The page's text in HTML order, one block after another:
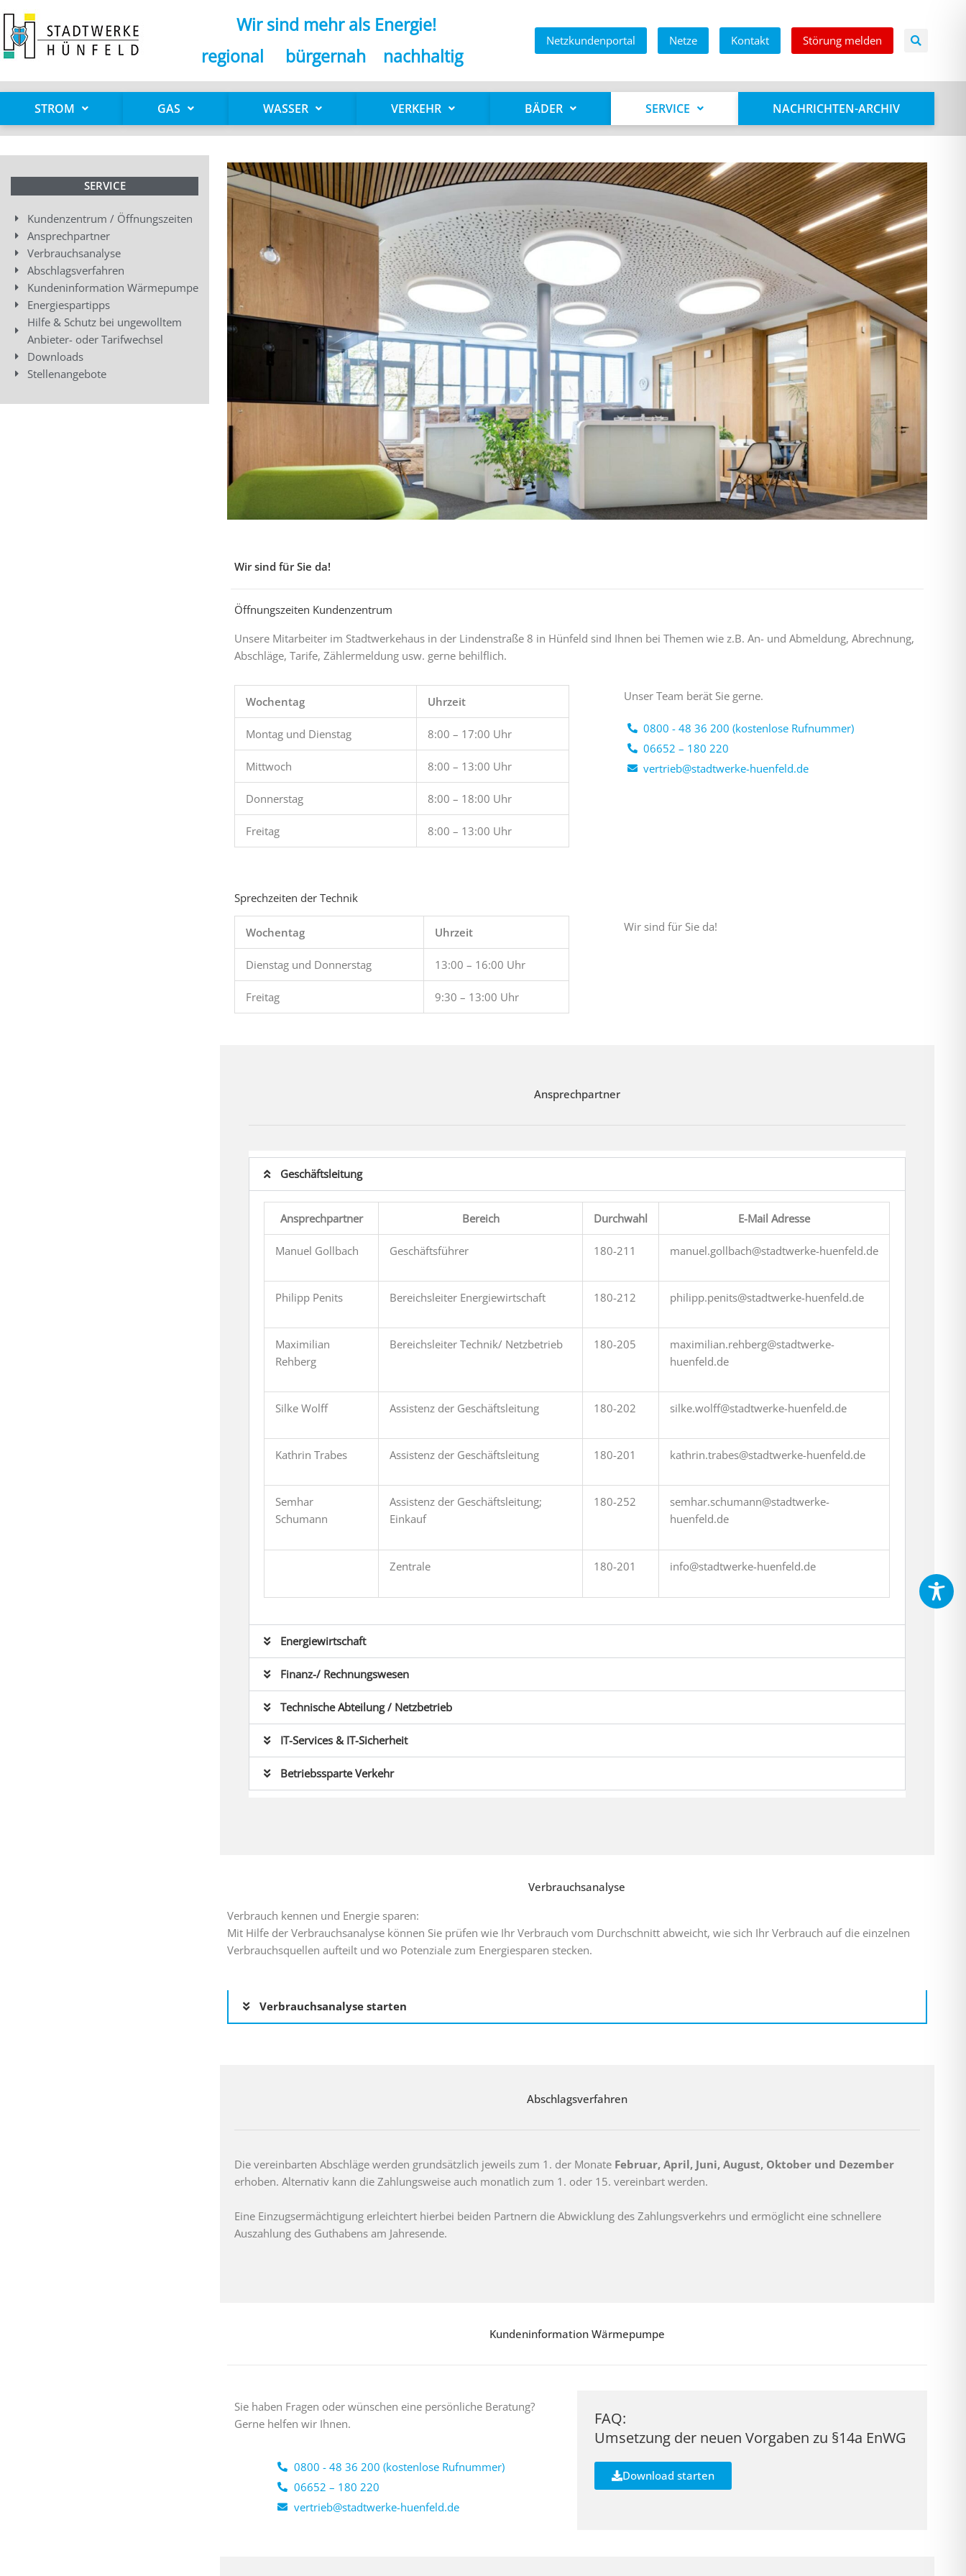
Inhalt
springen
Wir sind mehr als Energie!
regional bürgernah nachhaltig
Netzkundenportal Netze Kontakt Störung melden
STROM GAS WASSER VERKEHR BÄDER SERVICE NACHRICHTEN-ARCHIV
SERVICE
Kundenzentrum / Öffnungszeiten
Ansprechpartner
Verbrauchsanalyse
Abschlagsverfahren
Kundeninformation Wärmepumpe
Energiespartipps
Hilfe & Schutz bei ungewolltem
Anbieter- oder Tarifwechsel
Downloads
Stellenangebote
Wir sind für Sie da!
Öffnungszeiten Kundenzentrum
Unsere Mitarbeiter im Stadtwerkehaus in der Lindenstraße 8 in Hünfeld sind Ihnen bei Themen wie z.B. An- und Abmeldung, Abrechnung,
Abschläge, Tarife, Zählermeldung usw. gerne behilflich.
Wochentag Uhrzeit
Montag und Dienstag 8:00 – 17:00 Uhr
Mittwoch 8:00 – 13:00 Uhr
Donnerstag 8:00 – 18:00 Uhr
Freitag 8:00 – 13:00 Uhr
Unser Team berät Sie gerne.
0800 - 48 36 200 (kostenlose Rufnummer)
06652 – 180 220
vertrieb@stadtwerke-huenfeld.de
Sprechzeiten der Technik
Wochentag Uhrzeit
Dienstag und Donnerstag 13:00 – 16:00 Uhr
Freitag 9:30 – 13:00 Uhr
Wir sind für Sie da!
Ansprechpartner
Geschäftsleitung
Ansprechpartner Bereich Durchwahl E-Mail Adresse
Manuel Gollbach Geschäftsführer 180-211 manuel.gollbach@stadtwerke-huenfeld.de
Philipp Penits Bereichsleiter Energiewirtschaft 180-212 philipp.penits@stadtwerke-huenfeld.de
Maximilian
Rehberg
Bereichsleiter Technik/ Netzbetrieb 180-205
maximilian.rehberg@stadtwerke-
huenfeld.de
Silke Wolff Assistenz der Geschäftsleitung 180-202 silke.wolff@stadtwerke-huenfeld.de
Kathrin Trabes Assistenz der Geschäftsleitung 180-201 kathrin.trabes@stadtwerke-huenfeld.de
Semhar
Schumann
Assistenz der Geschäftsleitung;
Einkauf
180-252
semhar.schumann@stadtwerke-
huenfeld.de
Zentrale 180-201 info@stadtwerke-huenfeld.de
Energiewirtschaft
Finanz-/ Rechnungswesen
Technische Abteilung / Netzbetrieb
IT-Services & IT-Sicherheit
Betriebssparte Verkehr
Verbrauchsanalyse
Verbrauch kennen und Energie sparen:
Mit Hilfe der Verbrauchsanalyse können Sie prüfen wie Ihr Verbrauch vom Durchschnitt abweicht, wie sich Ihr Verbrauch auf die einzelnen
Verbrauchsquellen aufteilt und wo Potenziale zum Energiesparen stecken.
Verbrauchsanalyse starten
Abschlagsverfahren
Die vereinbarten Abschläge werden grundsätzlich jeweils zum 1. der Monate Februar, April, Juni, August, Oktober und Dezember
erhoben. Alternativ kann die Zahlungsweise auch monatlich zum 1. oder 15. vereinbart werden.
Eine Einzugsermächtigung erleichtert hierbei beiden Partnern die Abwicklung des Zahlungsverkehrs und ermöglicht eine schnellere
Auszahlung des Guthabens am Jahresende.
Kundeninformation Wärmepumpe
Sie haben Fragen oder wünschen eine persönliche Beratung?
Gerne helfen wir Ihnen.
0800 - 48 36 200 (kostenlose Rufnummer)
06652 – 180 220
vertrieb@stadtwerke-huenfeld.de
FAQ:
Umsetzung der neuen Vorgaben zu §14a EnWG
Download starten